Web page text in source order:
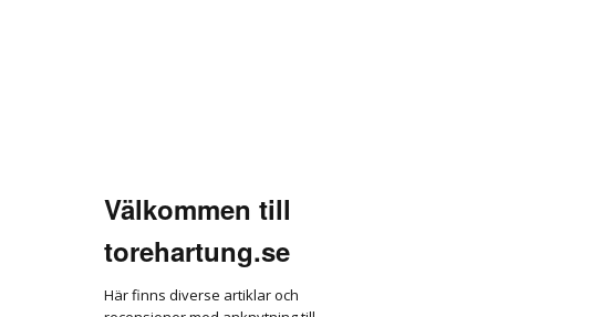
Välkommen till
torehartung.se
Här finns diverse artiklar och